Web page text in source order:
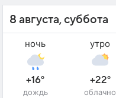
8 августа, суббота
ночь
+16°
дождь
утро
+22°
облачно